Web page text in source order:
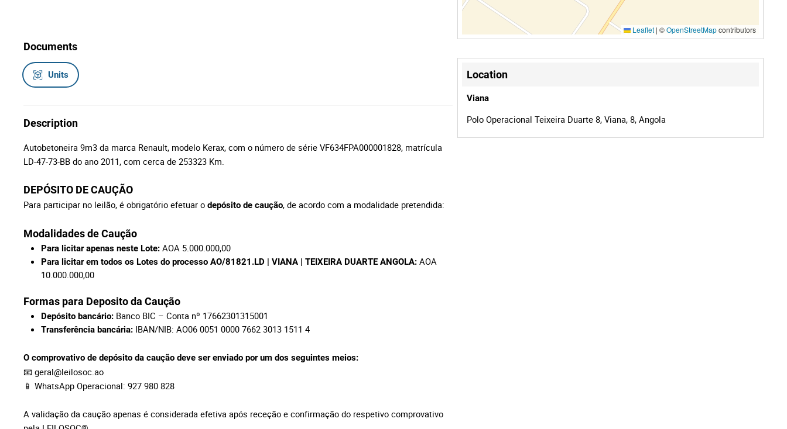
Documents
Units
Description
Autobetoneira 9m3 da marca Renault, modelo Kerax, com o número de série VF634FPA000001828, matrícula
LD-47-73-BB do ano 2011, com cerca de 253323 Km.
DEPÓSITO DE CAUÇÃO
Para participar no leilão, é obrigatório efetuar o depósito de caução, de acordo com a modalidade pretendida:
Modalidades de Caução
Para licitar apenas neste Lote: AOA 5.000.000,00
Para licitar em todos os Lotes do processo AO/81821.LD | VIANA | TEIXEIRA DUARTE ANGOLA: AOA
10.000.000,00
Formas para Deposito da Caução
Depósito bancário: Banco BIC – Conta nº 17662301315001
Transferência bancária: IBAN/NIB: AO06 0051 0000 7662 3013 1511 4
O comprovativo de depósito da caução deve ser enviado por um dos seguintes meios:
📧 geral@leilosoc.ao
📱 WhatsApp Operacional: 927 980 828
A validação da caução apenas é considerada efetiva após receção e confirmação do respetivo comprovativo
Leaflet | ©OpenStreetMapcontributors
Location
Viana
Polo Operacional Teixeira Duarte 8, Viana, 8, Angola